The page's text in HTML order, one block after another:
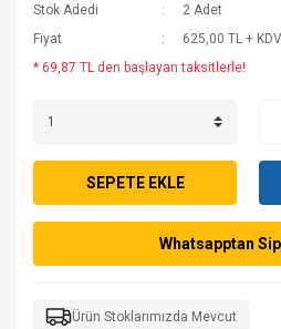
Stok Adedi
2 Adet
Fiyat
625,00 TL + KDV
* 69,87 TL den başlayan taksitlerle!
SEPETE EKLE
Whatsapptan
Ürün Stoklarımızda Mevcut